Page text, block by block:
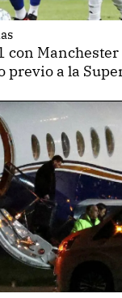
con
previo a la